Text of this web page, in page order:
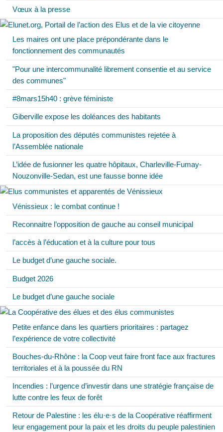
Vœux à la presse
Les maires ont une place prépondérante dans le
fonctionnement des communautés
"Pour une intercommunalité librement consentie et au service
des communes"
#8mars15h40 : grève féministe
Giberville expose les doléances des habitants
La proposition des députés communistes rejetée à
l’Assemblée nationale
L’idée de fusionner les quatre hôpitaux, Charleville-Fumay-
Nouzonville-Sedan, est une fausse bonne idée
Vénissieux : le combat continue !
Reconnaitre l’opposition de gauche au conseil municipal
l’accès à l’éducation et à la culture pour tous
Le budget d’une gauche sociale.
Budget 2026
Le budget d’une gauche sociale
Petite enfance dans les quartiers prioritaires : partagez
l’expérience de votre collectivité
Bouches-du-Rhône : la Coop veut faire front face aux fractures
territoriales et à la poussée du RN
Incendies : l’urgence d’investir dans une stratégie française de
lutte contre les feux de forêt
Retour de Palestine : les élu·e·s de la Coopérative réaffirment
leur engagement pour la paix et les droits du peuple palestinien